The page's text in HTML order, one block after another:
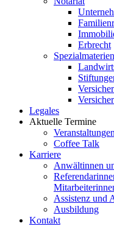
Erbrecht
Spezialmaterien
Legales
Aktuelle Termine
Veranstaltungen
Coffee Talk
Karriere
Anwältinnen
Assistenz und
Ausbildung
Kontakt